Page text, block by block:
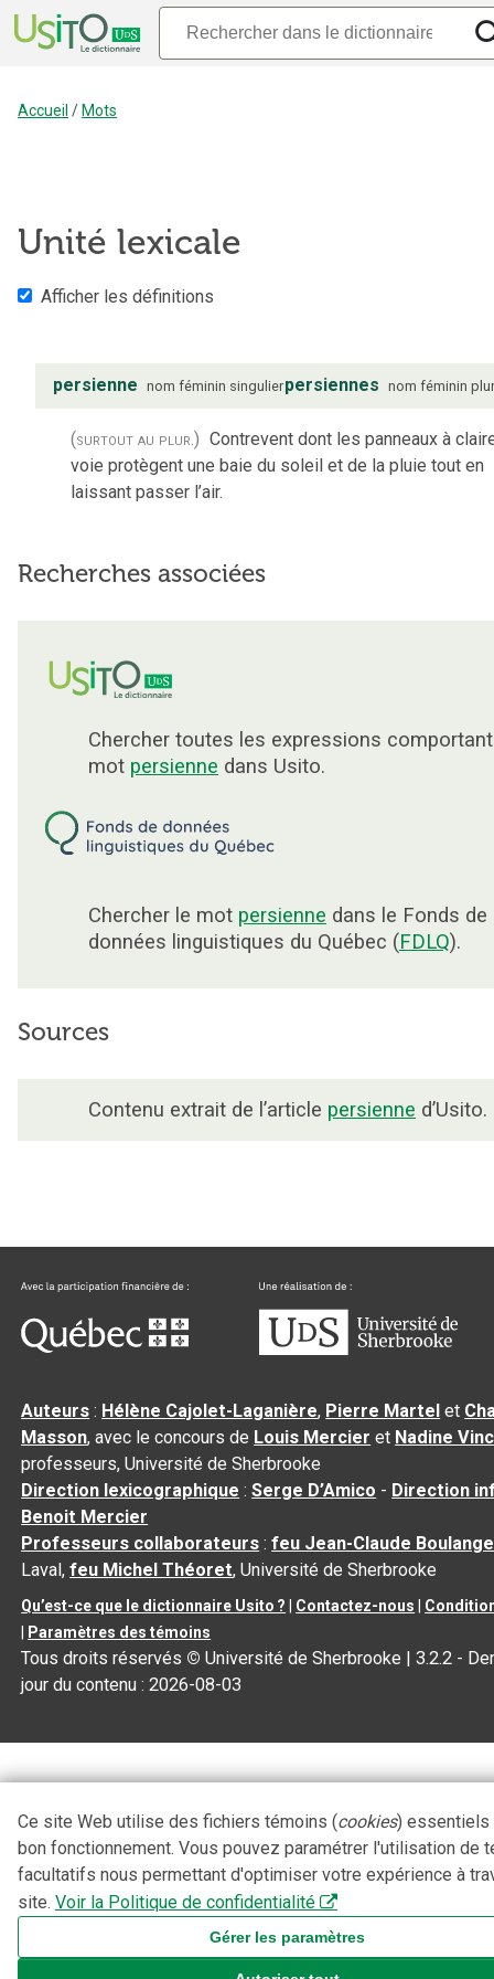
Accueil / Mots
Unité lexicale
Afficher les définitions
persienne nom féminin singulierpersiennes nom féminin
(surtout au plur.) Contrevent dont les panneaux à
voie protègent une baie du soleil et de la pluie tout en
laissant passer l’air.
Recherches associées
Chercher toutes les expressions
mot persienne dans Usito.
Chercher le mot persienne dans le Fonds de
données linguistiques du Québec (FDLQ).
Sources
Contenu extrait de l’article persienne d’Usito.
Auteurs : Hélène Cajolet-Laganière, Pierre Martel et
Masson, avec le concours de Louis Mercier et Nadine
professeurs, Université de Sherbrooke
Direction lexicographique :Serge D’Amico - Direction
Benoit Mercier
Professeurs collaborateurs :feu Jean-Claude
Laval,feu Michel Théoret, Université de Sherbrooke
Qu’est-ce que le dictionnaire Usito ? Contactez-nous
Paramètres des témoins
Tous droits réservés © Université de Sherbrooke |3.2.2 -
jour du contenu :2026-08-03
Ce site Web utilise des fichiers témoins (cookies) essentiels
bon fonctionnement. Vous pouvez paramétrer l'utilisation de
facultatifs nous permettant d'optimiser votre expérience à
site. Voir la Politique de confidentialité
Gérer les paramètres